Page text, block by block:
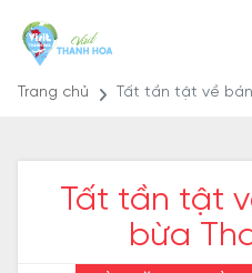
Trang chủ Tất tần tật về
Tất tần tật
bừa